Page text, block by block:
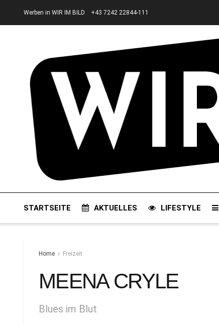
Werben in WIR IM BILD +43 7242 22844-111
STARTSEITE AKTUELLES LIFESTYLE
Home Freizeit
MEENA CRYLE
Blues im Blut